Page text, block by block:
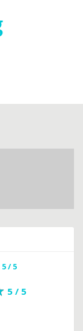
5 / 5
5 / 5